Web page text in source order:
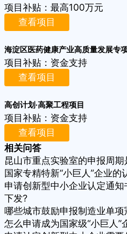
项目补贴： 最高100万元
查看项目
海淀区医药健康产业高质量发展专
项目补贴： 资金支持
查看项目
高创计划·高聚工程项目
项目补贴： 资金支持
查看项目
相关问答
昆山市重点实验室的申报周期
国家专精特新“小巨人”企业的
申请创新型中小企业认定通
下发?
哪些城市鼓励申报制造业单项
怎么申请成为国家级“小巨人”